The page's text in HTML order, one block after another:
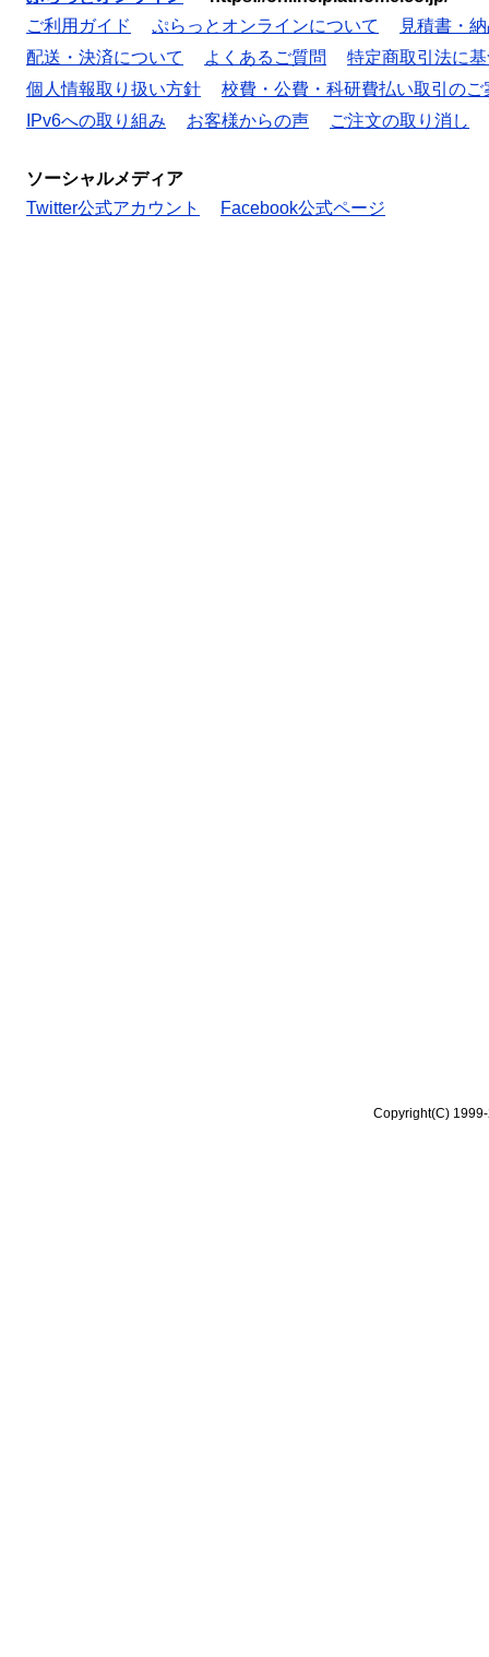
ご利用ガイド
ぷらっとオンラインについて
見積書・
配送・決済について
よくあるご質問
特定商取引法に
個人情報取り扱い方針
校費・公費・科研費払い取引のご
IPv6への取り組み
お客様からの声 ご注文の取り消し
ソーシャルメディア
Twitter公式アカウント
Facebook公式ページ
Copyright(C)